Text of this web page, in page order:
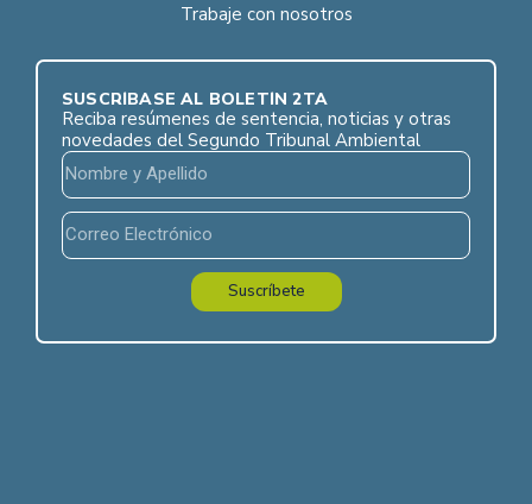
Trabaje con nosotros
SUSCRÍBASE AL BOLETÍN 2TA
Reciba resúmenes de sentencia, noticias y otras
novedades del Segundo Tribunal Ambiental
Suscríbete